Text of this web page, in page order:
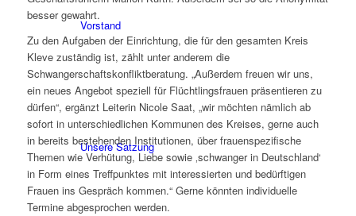
Vorstand
Unsere Satzung
besser gewahrt.
Zu den Aufgaben der Einrichtung, die für den gesamten Kreis
Kleve zuständig ist, zählt unter anderem die
Schwangerschaftskonfliktberatung. „Außerdem freuen wir uns,
ein neues Angebot speziell für Flüchtlingsfrauen präsentieren zu
dürfen“, ergänzt Leiterin Nicole Saat, „wir möchten nämlich ab
sofort in unterschiedlichen Kommunen des Kreises, gerne auch
in bereits bestehenden Institutionen, über frauenspezifische
Themen wie Verhütung, Liebe sowie ‚schwanger in Deutschland‘
in Form eines Treffpunktes mit interessierten und bedürftigen
Frauen ins Gespräch kommen.“ Gerne könnten individuelle
Termine abgesprochen werden.